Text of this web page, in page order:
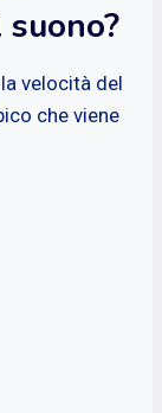
velocità del
che viene